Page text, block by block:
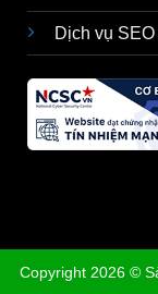
Dịch vụ
Copyright 2026 ©